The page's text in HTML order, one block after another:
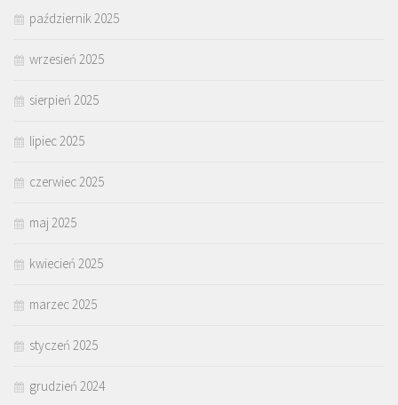
październik 2025
wrzesień 2025
sierpień 2025
lipiec 2025
czerwiec 2025
maj 2025
kwiecień 2025
marzec 2025
styczeń 2025
grudzień 2024